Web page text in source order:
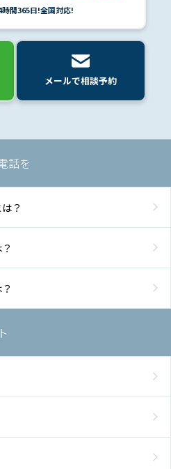
時間365日!全国対応!
メールで相談予約
話を
？